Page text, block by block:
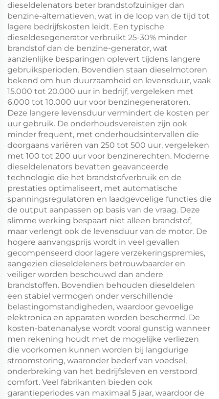
dieseldelenators beter brandstofzuiniger dan
benzine-alternatieven, wat in de loop van de tijd tot
lagere bedrijfskosten leidt. Een typische
dieseldesegenerator verbruikt 25-30% minder
brandstof dan de benzine-generator, wat
aanzienlijke besparingen oplevert tijdens langere
gebruiksperioden. Bovendien staan dieselmotoren
bekend om hun duurzaamheid en levensduur, vaak
15.000 tot 20.000 uur in bedrijf, vergeleken met
6.000 tot 10.000 uur voor benzinegeneratoren.
Deze langere levensduur vermindert de kosten per
uur gebruik. De onderhoudsvereisten zijn ook
minder frequent, met onderhoudsintervallen die
doorgaans variëren van 250 tot 500 uur, vergeleken
met 100 tot 200 uur voor benzinerechten. Moderne
dieseldelenators bevatten geavanceerde
technologie die het brandstofverbruik en de
prestaties optimaliseert, met automatische
spanningsregulatoren en laadgevoelige functies die
de output aanpassen op basis van de vraag. Deze
slimme werking bespaart niet alleen brandstof,
maar verlengt ook de levensduur van de motor. De
hogere aanvangsprijs wordt in veel gevallen
gecompenseerd door lagere verzekeringspremies,
aangezien dieseldeleners betrouwbaarder en
veiliger worden beschouwd dan andere
brandstoffen. Bovendien behouden dieseldelen
een stabiel vermogen onder verschillende
belastingomstandigheden, waardoor gevoelige
elektronica en apparaten worden beschermd. De
kosten-batenanalyse wordt vooral gunstig wanneer
men rekening houdt met de mogelijke verliezen
die voorkomen kunnen worden bij langdurige
stroomstoring, waaronder bederf van voedsel,
onderbreking van het bedrijfsleven en verstoord
comfort. Veel fabrikanten bieden ook
garantieperiodes van maximaal 5 jaar, waardoor de